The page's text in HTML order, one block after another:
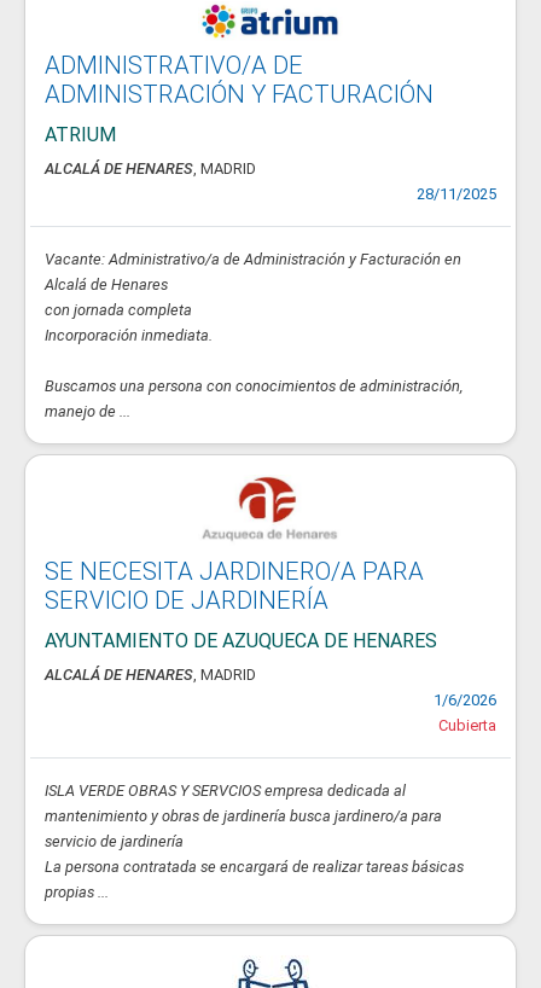
ADMINISTRATIVO/A DE
ADMINISTRACIÓN Y FACTURACIÓN
ATRIUM
ALCALÁ DE HENARES, MADRID
28/11/2025
Vacante: Administrativo/a de Administración y Facturación en
Alcalá de Henares
con jornada completa
Incorporación inmediata.
Buscamos una persona con conocimientos de administración,
manejo de ...
SE NECESITA JARDINERO/A PARA
SERVICIO DE JARDINERÍA
AYUNTAMIENTO DE AZUQUECA DE HENARES
ALCALÁ DE HENARES, MADRID
1/6/2026
Cubierta
ISLA VERDE OBRAS Y SERVCIOS empresa dedicada al
mantenimiento y obras de jardinería busca jardinero/a para
servicio de jardinería
La persona contratada se encargará de realizar tareas básicas
propias ...